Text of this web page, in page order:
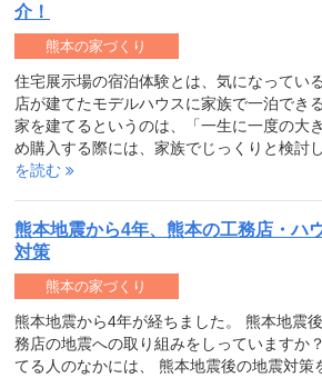
介！
住宅展示場の宿泊体験とは、気になってい
店が建てたモデルハウスに家族で一泊でき
家を建てるというのは、「一生に一度の大
め購入する際には、家族でじっくりと検討
を読む
熊本の家づくり
熊本地震から4年、熊本の工務店・ハ
対策
熊本地震から4年が経ちました。 熊本地震
務店の地震への取り組みをしっていますか
てる人のなかには、 熊本地震後の地震対策
熊本の家づくり